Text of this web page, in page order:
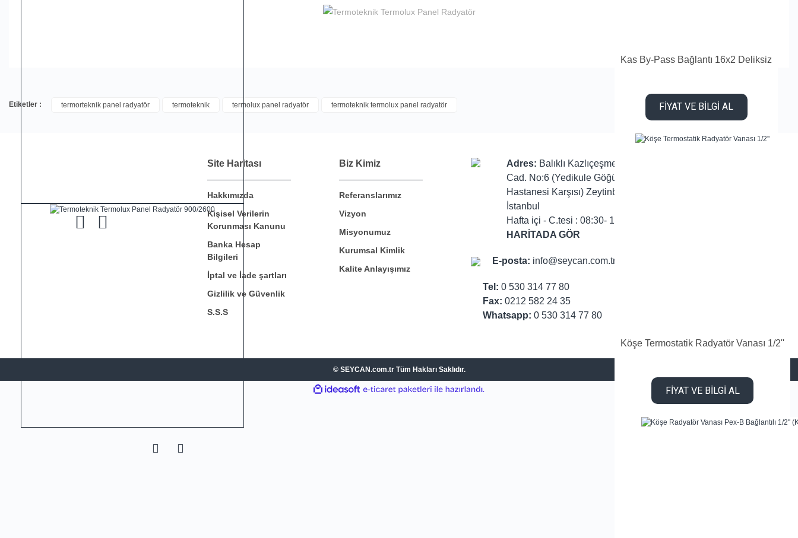
Kas By-Pass Bağlantı 16x2 Deliksiz
FİYAT VE BİLGİ AL
Köşe Termostatik Radyatör Vanası 1/2''
FİYAT VE BİLGİ AL
Yorum Yaz
Etiketler : termorteknik panel radyatör termoteknik termolux panel radyatör termoteknik termolux panel radyatör
Site Haritası
Hakkımızda
Kişisel Verilerin
Korunması Kanunu
Banka Hesap
Bilgileri
İptal ve İade şartları
Gizlilik ve Güvenlik
S.S.S
Biz Kimiz
Referanslarımız
Vizyon
Misyonumuz
Kurumsal Kimlik
Kalite Anlayışımız
Adres: Balıklı Kazlıçeşme Yolu
Cad. No:6 (Yedikule Göğüs
Hastanesi Karşısı) Zeytinburnu/
İstanbul
Hafta içi - C.tesi : 08:30- 19:00
HARİTADA GÖR
E-posta: info@seycan.com.tr
Tel: 0 530 314 77 80
Fax: 0212 582 24 35
Whatsapp: 0 530 314 77 80
© SEYCAN.com.tr Tüm Hakları Saklıdır.
ideasoft
e-